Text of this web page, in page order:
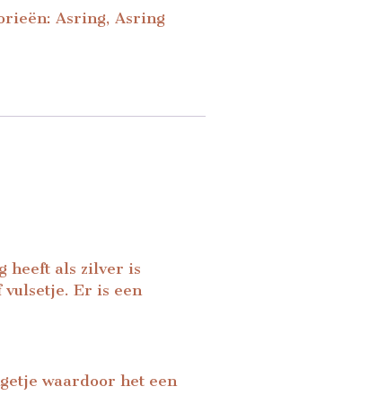
Asring,Asring
heeft als zilver is
Er is een
waardoor het een